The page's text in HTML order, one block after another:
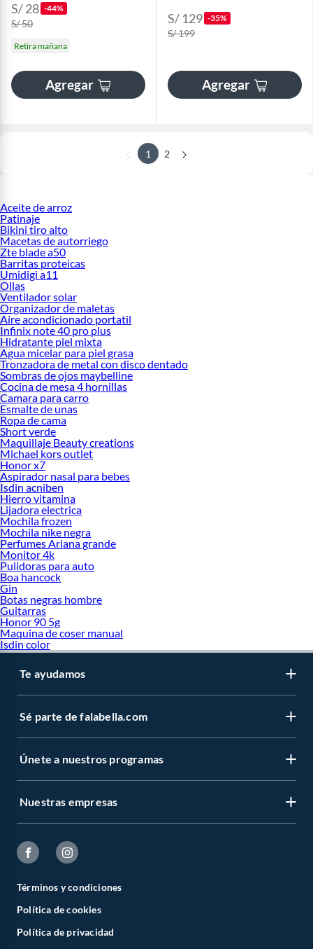
S/ 28 -44%
S/ 50
Retira mañana
Agregar
S/ 129 -35%
S/ 199
Agregar
1 2
Aceite de arroz
Patinaje
Bikini tiro alto
Macetas de autorriego
Zte blade a50
Barritas proteicas
Umidigi a11
Ollas
Ventilador solar
Organizador de maletas
Aire acondicionado portatil
Infinix note 40 pro plus
Hidratante piel mixta
Agua micelar para piel grasa
Tronzadora de metal con disco dentado
Sombras de ojos maybelline
Cocina de mesa 4 hornillas
Camara para carro
Esmalte de unas
Ropa de cama
Short verde
Maquillaje Beauty creations
Michael kors outlet
Honor x7
Aspirador nasal para bebes
Isdin acniben
Hierro vitamina
Lijadora electrica
Mochila frozen
Mochila nike negra
Perfumes Ariana grande
Monitor 4k
Pulidoras para auto
Boa hancock
Gin
Botas negras hombre
Guitarras
Honor 90 5g
Maquina de coser manual
Isdin color
Te ayudamos
Sé parte de falabella.com
Únete a nuestros programas
Nuestras empresas
Términos y condiciones
Política de cookies
Política de privacidad